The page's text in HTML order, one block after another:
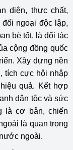
diện, thực chất,
ngoại độc lập,
bè tốt, là đối tác
cộng đồng quốc
Xây dựng nền
tích cực hội nhập
quả. Kết hợp
dân tộc và sức
là cơ bản, chiến
là quan trọng
ngoài.